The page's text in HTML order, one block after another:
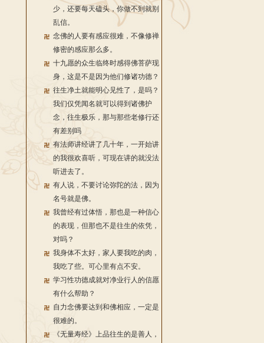
少，还要每天磕头，你做不到就别
乱信。
念佛的人要有感应很难，不像修禅
修密的感应那么多。
十九愿的众生临终时感得佛菩萨现
身，这是不是因为他们修诸功德？
往生净土就能明心见性了，是吗？
我们仅凭闻名就可以得到诸佛护
念，往生极乐，那与那些老修行还
有差别吗
有法师讲经讲了几十年，一开始讲
的我很欢喜听，可现在讲的就没法
听进去了。
有人说，不要讨论弥陀的法，因为
名号就是佛。
我曾经有过体悟，那也是一种信心
的表现，但那也不是往生的依凭，
对吗？
我身体不太好，家人要我吃的肉，
我吃了些。可心里有点不安。
学习性功德成就对净业行人的信愿
有什么帮助？
自力念佛要达到和佛相应，一定是
很难的。
《无量寿经》上品往生的是善人，